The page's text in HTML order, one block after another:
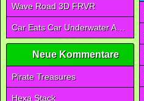
Wave Road 3D FRVR
Car Eats Car Underwater Adventure FRVR
Neue Kommentare
Pirate Treasures
Hexa Stack